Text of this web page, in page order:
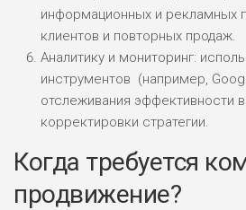
информационных и рекламных
клиентов и повторных продаж.
Аналитику и мониторинг:
инструментов (например,
отслеживания эффективности
корректировки стратегии.
Когда требуется
продвижение?